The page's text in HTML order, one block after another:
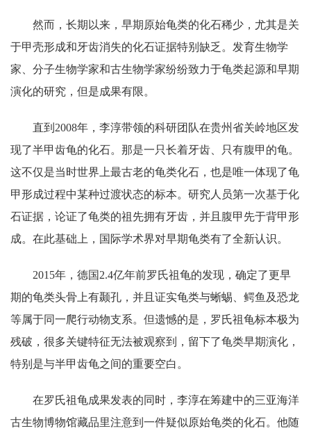
然而，长期以来，早期原始龟类的化石稀少，尤其是关
于甲壳形成和牙齿消失的化石证据特别缺乏。发育生物学
家、分子生物学家和古生物学家纷纷致力于龟类起源和早期
演化的研究，但是成果有限。
直到2008年，李淳带领的科研团队在贵州省关岭地区发
现了半甲齿龟的化石。那是一只长着牙齿、只有腹甲的龟。
这不仅是当时世界上最古老的龟类化石，也是唯一体现了龟
甲形成过程中某种过渡状态的标本。研究人员第一次基于化
石证据，论证了龟类的祖先拥有牙齿，并且腹甲先于背甲形
成。在此基础上，国际学术界对早期龟类有了全新认识。
2015年，德国2.4亿年前罗氏祖龟的发现，确定了更早
期的龟类头骨上有颞孔，并且证实龟类与蜥蜴、鳄鱼及恐龙
等属于同一爬行动物支系。但遗憾的是，罗氏祖龟标本极为
残破，很多关键特征无法被观察到，留下了龟类早期演化，
特别是与半甲齿龟之间的重要空白。
在罗氏祖龟成果发表的同时，李淳在筹建中的三亚海洋
古生物博物馆藏品里注意到一件疑似原始龟类的化石。他随